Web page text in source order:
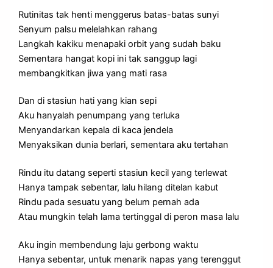
Rutinitas tak henti menggerus batas-batas sunyi
Senyum palsu melelahkan rahang
Langkah kakiku menapaki orbit yang sudah baku
Sementara hangat kopi ini tak sanggup lagi
membangkitkan jiwa yang mati rasa
Dan di stasiun hati yang kian sepi
Aku hanyalah penumpang yang terluka
Menyandarkan kepala di kaca jendela
Menyaksikan dunia berlari, sementara aku tertahan
Rindu itu datang seperti stasiun kecil yang terlewat
Hanya tampak sebentar, lalu hilang ditelan kabut
Rindu pada sesuatu yang belum pernah ada
Atau mungkin telah lama tertinggal di peron masa lalu
Aku ingin membendung laju gerbong waktu
Hanya sebentar, untuk menarik napas yang terenggut